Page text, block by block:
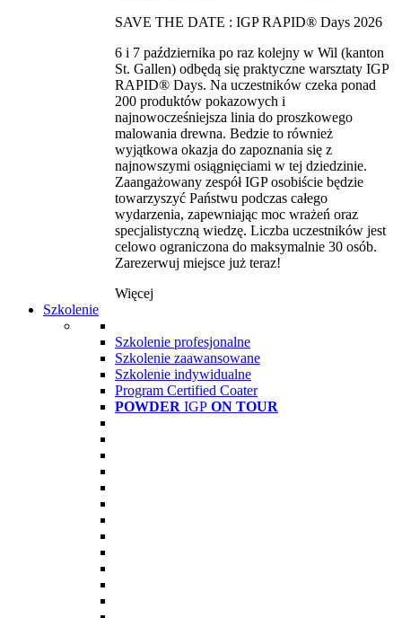
SAVE THE DATE : IGP RAPID® Days 2026
6 i 7 października po raz kolejny w Wil (kanton
St. Gallen) odbędą się praktyczne warsztaty IGP
RAPID® Days. Na uczestników czeka ponad
200 produktów pokazowych i
najnowocześniejsza linia do proszkowego
malowania drewna. Bedzie to również
wyjątkowa okazja do zapoznania się z
najnowszymi osiągnięciami w tej dziedzinie.
Zaangażowany zespół IGP osobiście będzie
towarzyszyć Państwu podczas całego
wydarzenia, zapewniając moc wrażeń oraz
specjalistyczną wiedzę. Liczba uczestników jest
celowo ograniczona do maksymalnie 30 osób.
Zarezerwuj miejsce już teraz!
Więcej
Szkolenie
Szkolenie profesjonalne
Szkolenie zaawansowane
Szkolenie indywidualne
Program Certified Coater
POWDER IGP ON TOUR